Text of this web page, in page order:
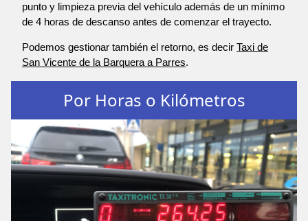
punto y limpieza previa del vehículo además de un mínimo
de 4 horas de descanso antes de comenzar el trayecto.
Podemos gestionar también el retorno, es decir Taxi de
San Vicente de la Barquera a Parres.
Por Horas o Kilómetros